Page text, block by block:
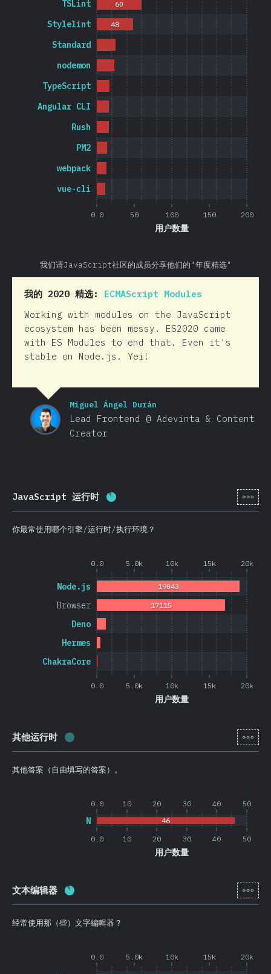
0.0 50 100 150 200
用户数量
vue-cli
webpack
PM2
Rush
Angular CLI
TypeScript
nodemon
Standard
Stylelint
TSLint
48
60
我们请JavaScript社区的成员分享他们的"年度精选"
我的 2020 精选: ECMAScript Modules
Working with modules on the JavaScript
ecosystem has been messy. ES2020 came
with ES Modules to end that. Even it's
stable on Node.js. Yei!
Miguel Ángel Durán
Lead Frontend @ Adevinta & Content
Creator
JavaScript 运行时 完成率: [zh-
你最常使用哪个引擎/运行时/执行环境？
0.0 5.0k 10k 15k 20k
0.0 5.0k 10k 15k 20k
用户数量
ChakraCore
Hermes
Deno
Browser
Node.js
17115
19043
其他运行时 完成率: [zh-
其他答案（自由填写的答案）。
0.0 10 20 30 40 50
0.0 10 20 30 40 50
用户数量
N 46
文本编辑器 完成率: [zh-
经常使用那（些）文字編輯器？
0.0 5.0k 10k 15k 20k